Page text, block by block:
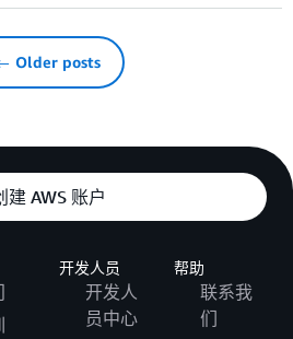
Older posts
建 AWS 账户
开发人员
开发人
员中心
帮助
联系我
们